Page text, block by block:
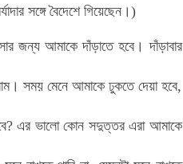
সঙ্গে বৈদেশে গিয়েছেন।)
জন্য আমাকে দাঁড়াতে হবে। দাঁড়াবার
সময় মেনে আমাকে ঢুকতে দেয়া হবে,
এর ভালো কোন সদুত্তর এরা আমাকে